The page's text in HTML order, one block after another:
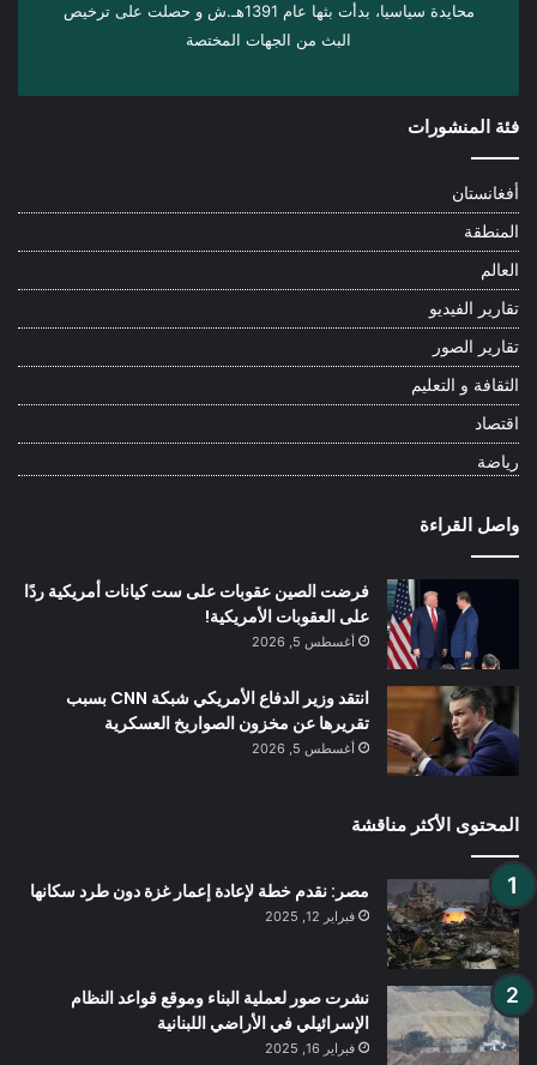
محايدة سياسيا، بدأت بثها عام 1391هـ.ش و حصلت على ترخيص
البث من الجهات المختصة
فئة المنشورات
أفغانستان
المنطقة
العالم
تقارير الفيديو
تقارير الصور
الثقافة و التعليم
اقتصاد
رياضة
واصل القراءة
فرضت الصين عقوبات على ست كيانات أمريكية ردًا
على العقوبات الأمريكية!
أغسطس 5, 2026
انتقد وزير الدفاع الأمريكي شبكة CNN بسبب
تقريرها عن مخزون الصواريخ العسكرية
أغسطس 5, 2026
المحتوى الأكثر مناقشة
مصر: نقدم خطة لإعادة إعمار غزة دون طرد سكانها
فبراير 12, 2025
نشرت صور لعملية البناء وموقع قواعد النظام
الإسرائيلي في الأراضي اللبنانية
فبراير 16, 2025